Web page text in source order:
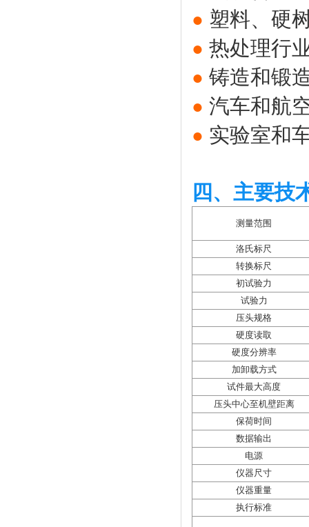
● 塑料、硬
● 热处理行
● 铸造和锻
● 汽车和航
● 实验室和
四、主要技
测量范围
洛氏标尺
转换标尺
初试验力
试验力
压头规格
硬度读取
硬度分辨率
加卸载方式
试件最大高度
压头中心至机壁距离
保荷时间
数据输出
电源
仪器尺寸
仪器重量
执行标准